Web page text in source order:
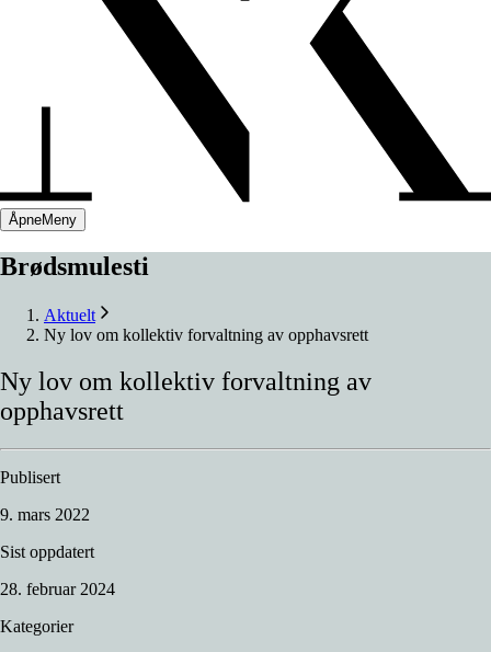
ÅpneMeny
Brødsmulesti
Aktuelt
Ny lov om kollektiv forvaltning av opphavsrett
Ny lov om kollektiv forvaltning av
opphavsrett
Publisert
9. mars 2022
Sist oppdatert
28. februar 2024
Kategorier